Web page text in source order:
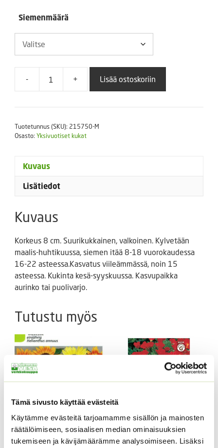
Tämä sivusto käyttää evästeitä
Käytämme evästeitä tarjoamamme sisällön ja mainosten
räätälöimiseen, sosiaalisen median ominaisuuksien
tukemiseen ja kävijämäärämme analysoimiseen. Lisäksi
Siemenmäärä
-
Tuoksupielus
White
+ Lisää ostoskoriin
Tuotetunnus (SKU): 215750-M
Osasto: Yksivuotiset kukat
Kuvaus
Lisätiedot
Kuvaus
Korkeus 8 cm. Suurikukkainen, valkoinen. Kylvetään
maalis-huhtikuussa, siemen itää 8-18 vuorokaudessa
16-22 asteessa.Kasvatus viileämmässä, noin 15
asteessa. Kukinta kesä-syyskuussa. Kasvupaikka
aurinko tai puolivarjo.
Tutustu myös
Kääpiöauringonkukka
Music Box 40 s.
Kaliforniantuliunikko
Sperli Dalli